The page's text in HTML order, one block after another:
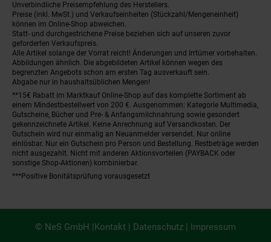
Unverbindliche Preisempfehlung des Herstellers.
Preise (inkl. MwSt.) und Verkaufseinheiten (Stückzahl/Mengeneinheit)
können im Online-Shop abweichen.
Statt- und durchgestrichene Preise beziehen sich auf unseren zuvor
geforderten Verkaufspreis.
Alle Artikel solange der Vorrat reicht! Änderungen und Irrtümer vorbehalten.
Abbildungen ähnlich. Die abgebildeten Artikel können wegen des
begrenzten Angebots schon am ersten Tag ausverkauft sein.
Abgabe nur in haushaltsüblichen Mengen!
**15€ Rabatt im Marktkauf Online-Shop auf das komplette Sortiment ab
einem Mindestbestellwert von 200 €. Ausgenommen: Kategorie Multimedia,
Gutscheine, Bücher und Pre- & Anfangsmilchnahrung sowie gesondert
gekennzeichnete Artikel. Keine Anrechnung auf Versandkosten. Der
Gutschein wird nur einmalig an Neuanmelder versendet. Nur online
einlösbar. Nur ein Gutschein pro Person und Bestellung. Restbeträge werden
nicht ausgezahlt. Nicht mit anderen Aktionsvorteilen (PAYBACK oder
sonstige Shop-Aktionen) kombinierbar.
***Positive Bonitätsprüfung vorausgesetzt
© NeS GmbH |Kontakt | Datenschutz | Impressum